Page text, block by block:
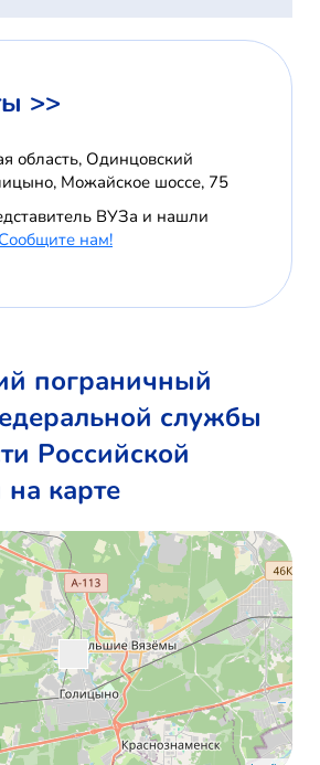
>>
область, Одинцовский
Можайское шоссе, 75
ВУЗа и нашли
Сообщите нам!
пограничный
службы
Российской
карте